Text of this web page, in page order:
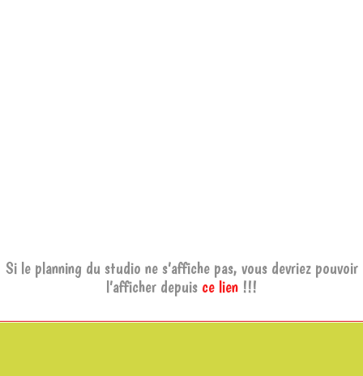
Si le planning du studio ne s’affiche pas, vous devriez pouvoir
l’afficher depuis ce lien !!!